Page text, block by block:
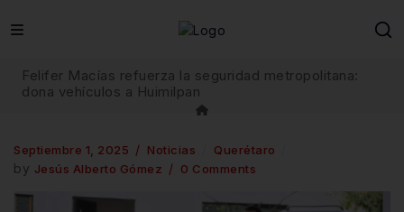
Felifer Macías refuerza la seguridad metropolitana:
dona vehículos a Huimilpan
Septiembre 1, 2025 Noticias Querétaro
by Jesús Alberto Gómez 0 Comments